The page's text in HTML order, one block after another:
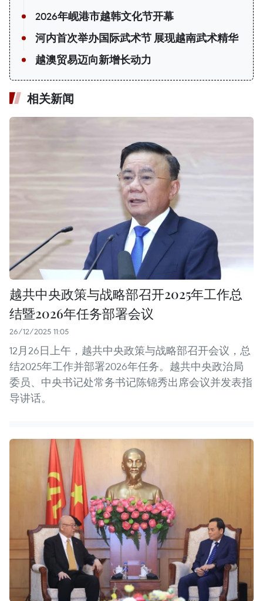
2026年岘港市越韩文化节开幕
河内首次举办国际武术节 展现越南武术精华
越澳贸易迈向新增长动力
相关新闻
越共中央政策与战略部召开2025年工作总
结暨2026年任务部署会议
26/12/2025 11:05
12月26日上午，越共中央政策与战略部召开会议，总
结2025年工作并部署2026年任务。越共中央政治局
委员、中央书记处常务书记陈锦秀出席会议并发表指
导讲话。